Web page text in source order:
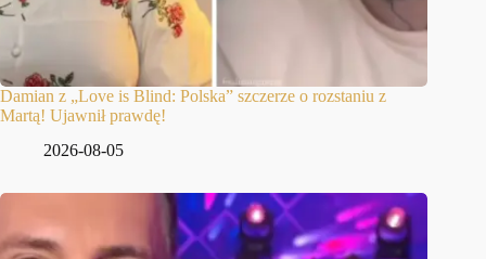
Damian z „Love is Blind: Polska” szczerze o rozstaniu z
Martą! Ujawnił prawdę!
2026-08-05